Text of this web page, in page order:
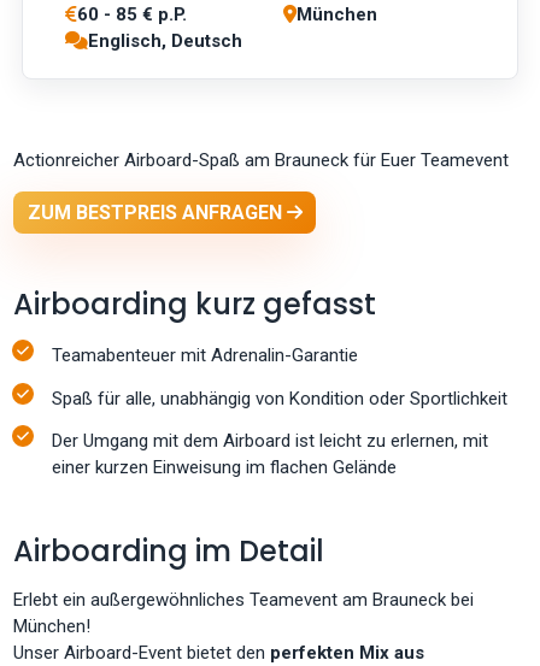
60 - 85 € p.P.
München
Englisch, Deutsch
Actionreicher Airboard-Spaß am Brauneck für Euer Teamevent
ZUM BESTPREIS ANFRAGEN
Airboarding kurz gefasst
Teamabenteuer mit Adrenalin-Garantie
Spaß für alle, unabhängig von Kondition oder Sportlichkeit
Der Umgang mit dem Airboard ist leicht zu erlernen, mit
einer kurzen Einweisung im flachen Gelände
Airboarding im Detail
Erlebt ein außergewöhnliches Teamevent am Brauneck bei
München!
Unser Airboard-Event bietet den perfekten Mix aus